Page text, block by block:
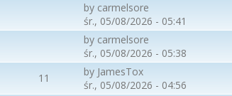
by carmelsore
śr., 05/08/2026 - 05:41
by carmelsore
śr., 05/08/2026 - 05:38
11 by JamesTox
śr., 05/08/2026 - 04:56